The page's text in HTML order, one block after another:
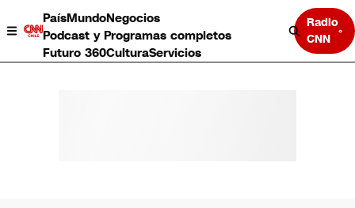
PaísMundoNegocios
Podcast y Programas completos
Futuro 360CulturaServicios
Radio
CNN